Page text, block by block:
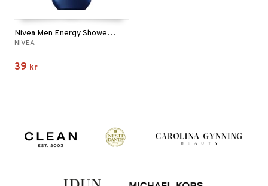
Nivea Men Energy Shower Gel - 3 in 1
NIVEA
39 kr